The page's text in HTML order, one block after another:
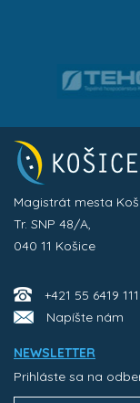
Magistrát mesta
Tr. SNP 48/A,
040 11 Košice
+421 55 6419 111
Napíšte nám
NEWSLETTER
Prihláste sa na